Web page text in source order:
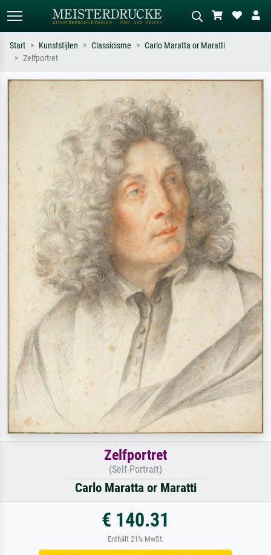
Zoek op kunstenaar, titel of stijl – bijv.
Monet, Sterrennacht, impressionisme,
Hokusai-golf, naakt.
Beschrijf de scène – bijv. groene
weide, abstract met veel rood, donker
olieverfschilderij, staand naakt naast
een boom.
Start Kunststijlen Classicisme
Carlo Maratta or Maratti
Zelfportret
Zelfportret
(Self-Portrait)
Carlo Maratta or Maratti
€ 140.31
Enthält 21% MwSt.